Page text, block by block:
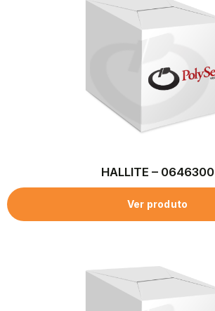
HALLITE – 0646300
Ver produto